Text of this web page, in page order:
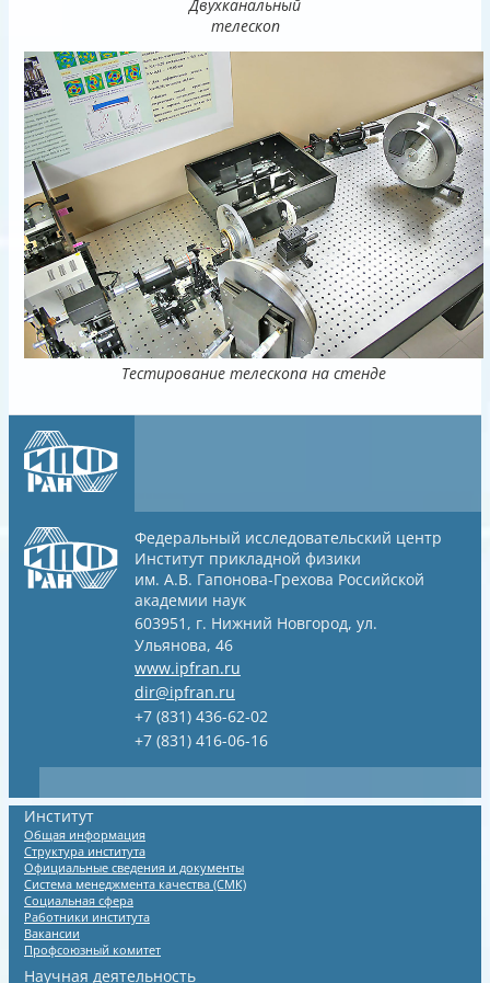
Двухканальный
телескоп
Тестирование телескопа на стенде
Федеральный исследовательский центр
Институт прикладной физики
им. А.В. Гапонова-Грехова Российской
академии наук
603951, г. Нижний Новгород, ул.
Ульянова, 46
www.ipfran.ru
dir@ipfran.ru
+7 (831) 436-62-02
+7 (831) 416-06-16
Институт
Общая информация
Структура института
Официальные сведения и документы
Система менеджмента качества (СМК)
Социальная сфера
Работники института
Вакансии
Профсоюзный комитет
Научная деятельность